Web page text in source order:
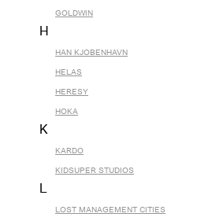
GOLDWIN
H
HAN KJOBENHAVN
HELAS
HERESY
HOKA
K
KARDO
KIDSUPER STUDIOS
L
LOST MANAGEMENT CITIES